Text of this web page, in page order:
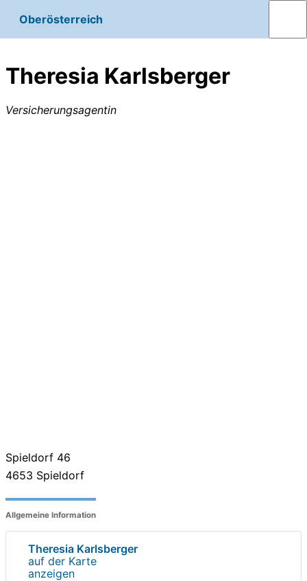
Oberösterreich
Theresia Karlsberger
Versicherungsagentin
Spieldorf 46
4653 Spieldorf
Allgemeine Information
Theresia Karlsberger
auf der Karte
anzeigen